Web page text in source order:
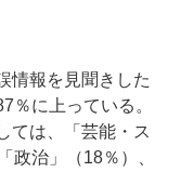
情報を見聞きした
％に上っている。
ては、「芸能・ス
政治」（18％）、